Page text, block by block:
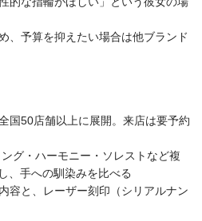
、予算を抑えたい場合は他ブランド
国50店舗以上に展開。来店は要予約
グ・ハーモニー・ソレストなど複
、手への馴染みを比べる
容と、レーザー刻印（シリアルナン